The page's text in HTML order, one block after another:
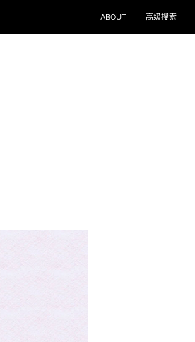
ABOUT 高级搜索